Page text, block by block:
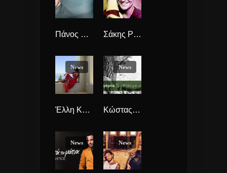
Πάνος Κιάμος “Τάσεις Φυγής” νέο single Σάκης Ρουβάς & Xenia Ghali “Colours” Tο τραγούδι του Colour Day Festival.
News
Έλλη Κοκκίνου “Όλα Λάθος” νέο single & videoClip.
News
Κώστας Αγέρης “Τραβάτε Με Κι Ας Κλαίω” νέο τραγούδι και videoClip.
News News